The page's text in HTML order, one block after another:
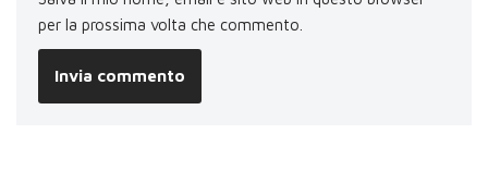
per la prossima volta che commento.